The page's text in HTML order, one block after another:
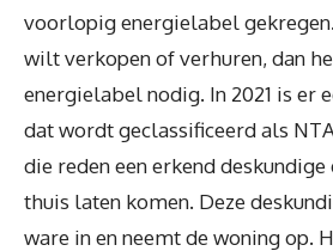
voorlopig energielabel
wilt verkopen of verhuren, dan
energielabel nodig. In 2021 is er
dat wordt geclassificeerd als
die reden een erkend
thuis laten komen. Deze
ware in en neemt de woning op.